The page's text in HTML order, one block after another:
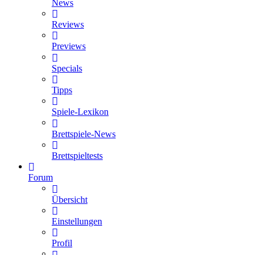
News
Reviews
Previews
Specials
Tipps
Spiele-Lexikon
Brettspiele-News
Brettspieltests
Forum
Übersicht
Einstellungen
Profil